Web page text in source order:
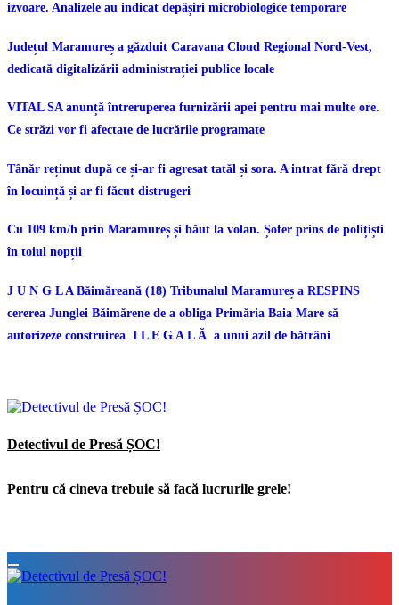
izvoare. Analizele au indicat depășiri microbiologice temporare
Județul Maramureș a găzduit Caravana Cloud Regional Nord-Vest,
dedicată digitalizării administrației publice locale
VITAL SA anunță întreruperea furnizării apei pentru mai multe ore.
Ce străzi vor fi afectate de lucrările programate
Tânăr reținut după ce și-ar fi agresat tatăl și sora. A intrat fără drept
în locuință și ar fi făcut distrugeri
Cu 109 km/h prin Maramureș și băut la volan. Șofer prins de polițiști
în toiul nopții
J U N G L A Băimăreană (18) Tribunalul Maramureș a RESPINS
cererea Junglei Băimărene de a obliga Primăria Baia Mare să
autorizeze construirea I L E G A L Ă a unui azil de bătrâni
Detectivul de Presă ȘOC!
Pentru că cineva trebuie să facă lucrurile grele!